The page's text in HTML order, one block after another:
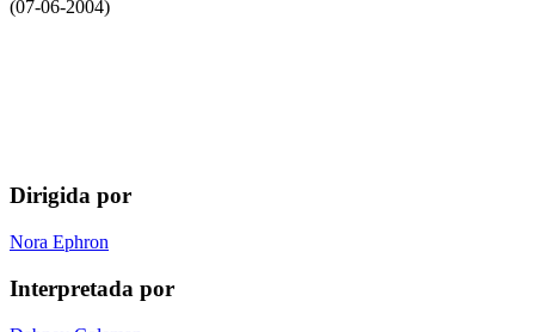
(07-06-2004)
Dirigida por
Nora Ephron
Interpretada por